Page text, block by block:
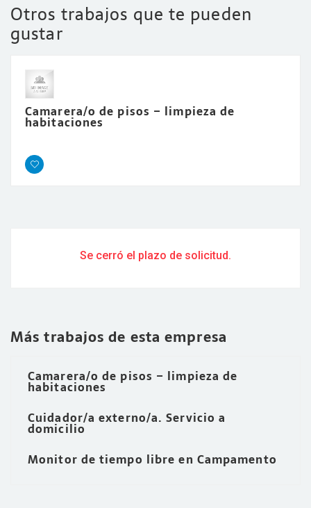
Otros trabajos que te pueden
gustar
Camarera/o de pisos – limpieza de
habitaciones
Se cerró el plazo de solicitud.
Más trabajos de esta empresa
Camarera/o de pisos – limpieza de
habitaciones
Cuidador/a externo/a. Servicio a
domicilio
Monitor de tiempo libre en Campamento